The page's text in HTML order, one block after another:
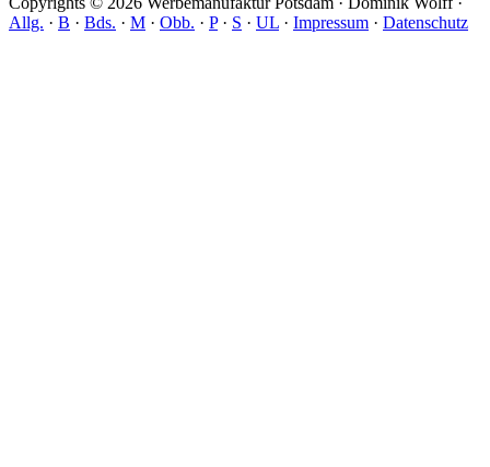
Allg. · B · Bds. · M · Obb. · P· S · UL · Impressum · Datenschutz